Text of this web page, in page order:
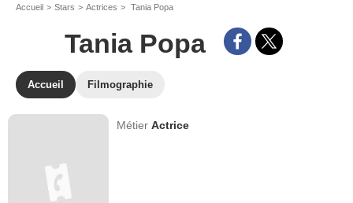
Accueil Stars Actrices Tania Popa
Tania Popa
Accueil Filmographie
MétierActrice